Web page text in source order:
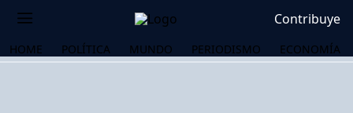
Contribuye
HOME POLÍTICA MUNDO PERIODISMO ECONOMÍA